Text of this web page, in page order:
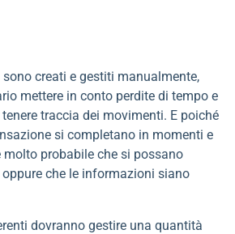
creati e gestiti manualmente,
mettere in conto perdite di tempo e
traccia dei movimenti. E poiché
si completano in momenti e
probabile che si possano
oppure che le informazioni siano
dovranno gestire una quantità